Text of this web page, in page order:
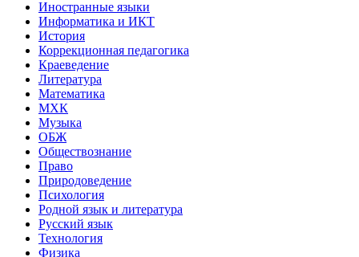
Иностранные языки
Информатика и ИКТ
История
Коррекционная педагогика
Краеведение
Литература
Математика
МХК
Музыка
ОБЖ
Обществознание
Право
Природоведение
Психология
Родной язык и литература
Русский язык
Технология
Физика